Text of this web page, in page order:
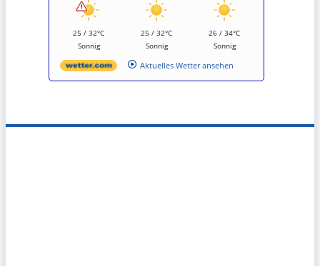
25 / 32°C
Sonnig
25 / 32°C
Sonnig
26 / 34°C
Sonnig
Aktuelles Wetter ansehen